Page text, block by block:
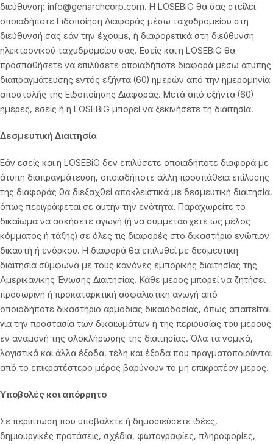
διεύθυνση: info@genarchcorp.com. Η LOSEBiG θα σας στείλει
οποιαδήποτε Ειδοποίηση Διαφοράς μέσω ταχυδρομείου στη
διεύθυνσή σας εάν την έχουμε, ή διαφορετικά στη διεύθυνση
ηλεκτρονικού ταχυδρομείου σας. Εσείς και η LOSEBiG θα
προσπαθήσετε να επιλύσετε οποιαδήποτε διαφορά μέσω άτυπης
διαπραγμάτευσης εντός εξήντα (60) ημερών από την ημερομηνία
αποστολής της Ειδοποίησης Διαφοράς. Μετά από εξήντα (60)
ημέρες, εσείς ή η LOSEBiG μπορεί να ξεκινήσετε τη διαιτησία.
Δεσμευτική Διαιτησία
Εάν εσείς και η LOSEBiG δεν επιλύσετε οποιαδήποτε διαφορά με
άτυπη διαπραγμάτευση, οποιαδήποτε άλλη προσπάθεια επίλυσης
της διαφοράς θα διεξαχθεί αποκλειστικά με δεσμευτική διαιτησία,
όπως περιγράφεται σε αυτήν την ενότητα. Παραχωρείτε το
δικαίωμα να ασκήσετε αγωγή (ή να συμμετάσχετε ως μέλος
κόμματος ή τάξης) σε όλες τις διαφορές στο δικαστήριο ενώπιον
δικαστή ή ενόρκου. Η διαφορά θα επιλυθεί με δεσμευτική
διαιτησία σύμφωνα με τους κανόνες εμπορικής διαιτησίας της
Αμερικανικής Ένωσης Διαιτησίας. Κάθε μέρος μπορεί να ζητήσει
προσωρινή ή προκαταρκτική ασφαλιστική αγωγή από
οποιοδήποτε δικαστήριο αρμόδιας δικαιοδοσίας, όπως απαιτείται
για την προστασία των δικαιωμάτων ή της περιουσίας του μέρους
εν αναμονή της ολοκλήρωσης της διαιτησίας. Όλα τα νομικά,
λογιστικά και άλλα έξοδα, τέλη και έξοδα που πραγματοποιούνται
από το επικρατέστερο μέρος βαρύνουν το μη επικρατέον μέρος.
Υποβολές και απόρρητο
Σε περίπτωση που υποβάλετε ή δημοσιεύσετε ιδέες,
δημιουργικές προτάσεις, σχέδια, φωτογραφίες, πληροφορίες,